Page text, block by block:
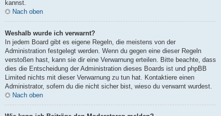
kannst.
Nach oben
Weshalb wurde ich verwarnt?
In jedem Board gibt es eigene Regeln, die meistens von der
Administration festgelegt werden. Wenn du gegen eine dieser Regeln
verstoßen hast, kann sie dir eine Verwarnung erteilen. Bitte beachte, dass
dies die Entscheidung der Administration dieses Boards ist und phpBB
Limited nichts mit dieser Verwarnung zu tun hat. Kontaktiere einen
Administrator, sofern du die nicht sicher bist, wieso du verwarnt wurdest.
Nach oben